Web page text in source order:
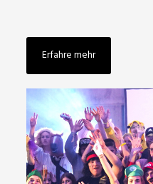
Erfahre mehr